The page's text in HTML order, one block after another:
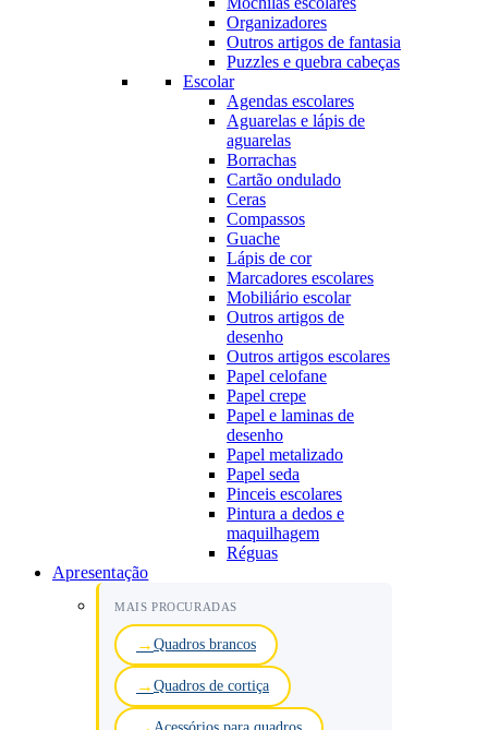
Organizadores
Outros artigos de fantasia
Puzzles e quebra cabeças
Escolar
Agendas escolares
Aguarelas e lápis de
aguarelas
Borrachas
Cartão ondulado
Ceras
Compassos
Guache
Lápis de cor
Marcadores escolares
Mobiliário escolar
Outros artigos de
desenho
Outros artigos escolares
Papel celofane
Papel crepe
Papel e laminas de
desenho
Papel metalizado
Papel seda
Pinceis escolares
Pintura a dedos e
maquilhagem
Réguas
Apresentação
MAIS PROCURADAS
Quadros brancos
Quadros de cortiça